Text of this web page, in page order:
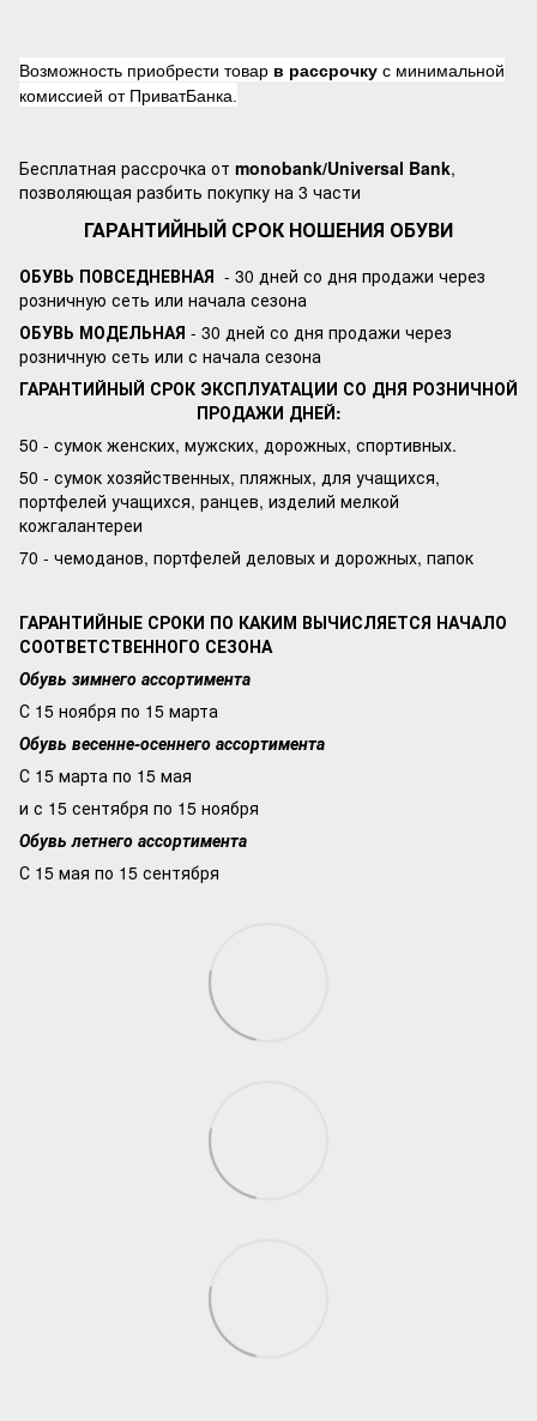
Возможность приобрести товар в рассрочку с минимальной
комиссией от ПриватБанка.
Бесплатная рассрочка от monobank/Universal Bank,
позволяющая разбить покупку на 3 части
ГАРАНТИЙНЫЙ СРОК НОШЕНИЯ ОБУВИ
ОБУВЬ ПОВСЕДНЕВНАЯ - 30 дней со дня продажи через
розничную сеть или начала сезона
ОБУВЬ МОДЕЛЬНАЯ - 30 дней со дня продажи через
розничную сеть или с начала сезона
ГАРАНТИЙНЫЙ СРОК ЭКСПЛУАТАЦИИ СО ДНЯ РОЗНИЧНОЙ
ПРОДАЖИ ДНЕЙ:
50 - сумок женских, мужских, дорожных, спортивных.
50 - сумок хозяйственных, пляжных, для учащихся,
портфелей учащихся, ранцев, изделий мелкой
кожгалантереи
70 - чемоданов, портфелей деловых и дорожных, папок
ГАРАНТИЙНЫЕ СРОКИ ПО КАКИМ ВЫЧИСЛЯЕТСЯ НАЧАЛО
СООТВЕТСТВЕННОГО СЕЗОНА
Обувь зимнего ассортимента
С 15 ноября по 15 марта
Обувь весенне-осеннего ассортимента
С 15 марта по 15 мая
и с 15 сентября по 15 ноября
Обувь летнего ассортимента
С 15 мая по 15 сентября